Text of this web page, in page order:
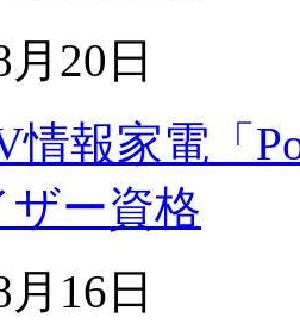
20日
報家電「
ザー資格
16日